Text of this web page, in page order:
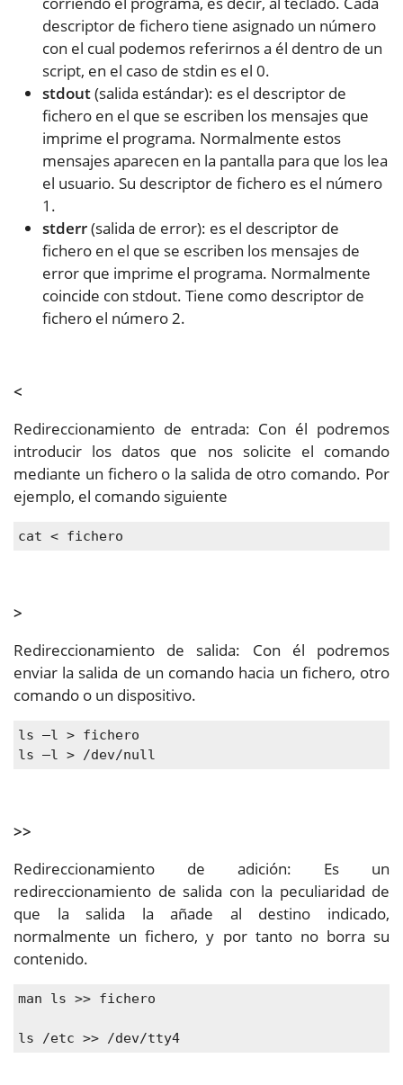
descriptor de fichero tiene asignado un número
con el cual podemos referirnos a él dentro de un
script, en el caso de stdin es el 0.
stdout(salida estándar): es el descriptor de
fichero en el que se escriben los mensajes que
imprime el programa. Normalmente estos
mensajes aparecen en la pantalla para que los lea
el usuario. Su descriptor de fichero es el número
1.
stderr(salida de error): es el descriptor de
fichero en el que se escriben los mensajes de
error que imprime el programa. Normalmente
coincide con stdout. Tiene como descriptor de
fichero el número 2.
<
Redireccionamiento de entrada: Con él podremos
introducir los datos que nos solicite el comando
mediante un fichero o la salida de otro comando. Por
ejemplo, el comando siguiente
cat < fichero
>
Redireccionamiento de salida: Con él podremos
enviar la salida de un comando hacia un fichero, otro
comando o un dispositivo.
ls –l > fichero
ls –l > /dev/null
>>
Redireccionamiento de adición: Es un
redireccionamiento de salida con la peculiaridad de
que la salida la añade al destino indicado,
normalmente un fichero, y por tanto no borra su
contenido.
man ls >> fichero
ls /etc >> /dev/tty4